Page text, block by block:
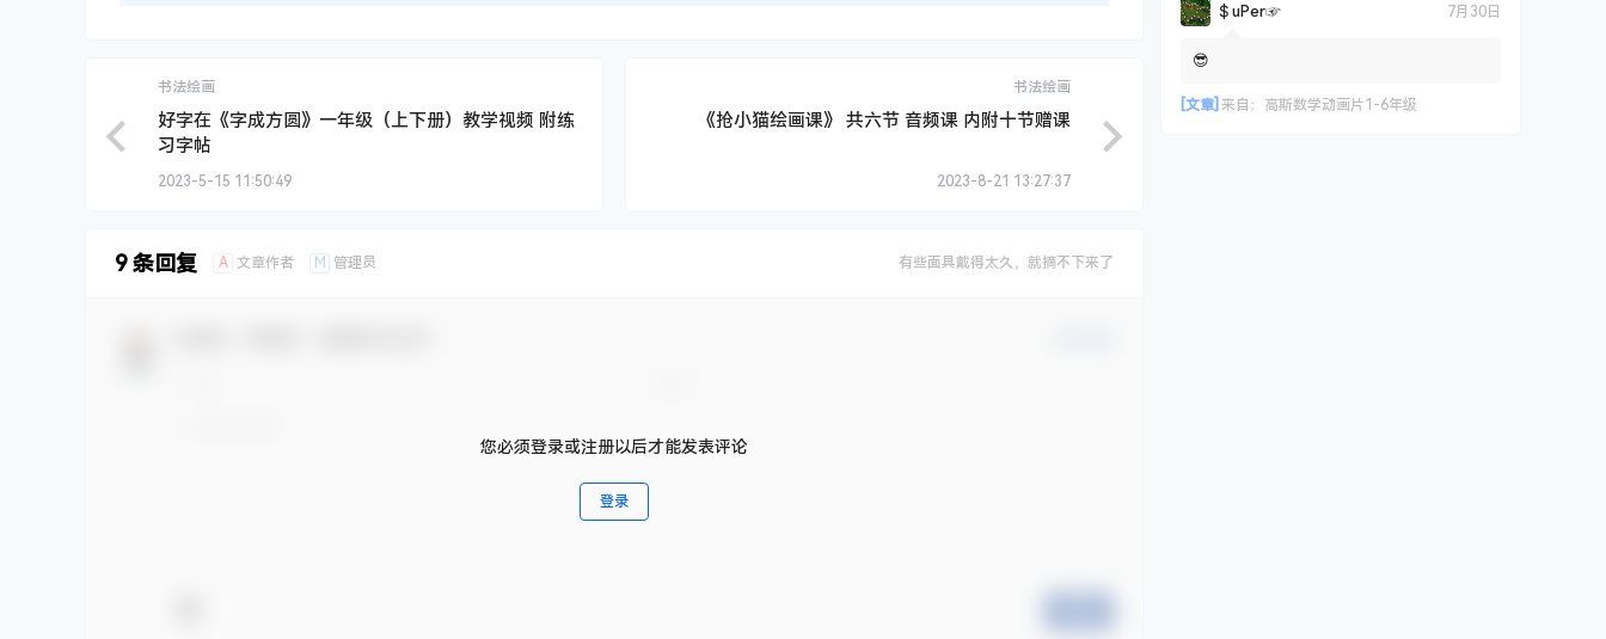
书法绘画
好字在《字成方圆》一年级（上下册）教学视频 附练
习字帖
2023-5-15 11:50:49
书法绘画
《抢小猫绘画课》 共六节 音频课 内附十节赠课
2023-8-21 13:27:37
9 条回复 A 文章作者 M 管理员 有些面具戴得太久，就摘不下来了
您必须登录或注册以后才能发表评论
登录
＄uΡer☞ 7月30日
😎
[文章] 来自： 高斯数学动画片1-6年级